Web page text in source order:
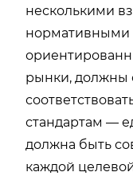
несколькими
нормативными
рынки, должны
стандартам —
должна быть
каждой